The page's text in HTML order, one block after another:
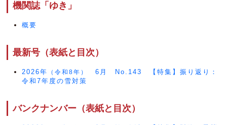
機関誌「ゆき」
概要
最新号（表紙と目次）
2026年 （令和8年）
6月 No.143 【特集】振り返り：
令和7年度の雪対策
バンクナンバー（表紙と目次）